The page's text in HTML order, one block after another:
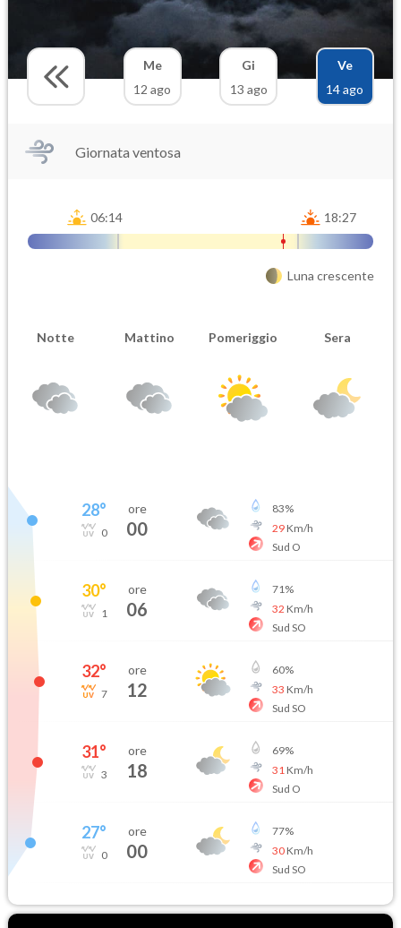
Me
12 ago
Gi
13 ago
Ve
14 ago
Giornata ventosa
06:14 18:27
Luna crescente
Notte Mattino Pomeriggio Sera
28°
0
ore
00
83%
29Km/h
Sud O
30°
1
ore
06
71%
32 Km/h
Sud SO
32°
7
ore
12
60%
33 Km/h
Sud SO
31°
3
ore
18
69%
31 Km/h
Sud O
27°
0
ore
00
77%
30Km/h
Sud SO